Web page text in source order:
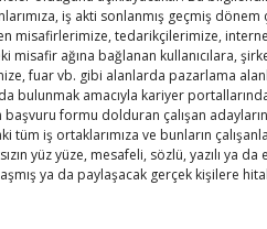
iş akti sonlanmış geçmiş dönem
misafirlerimize, tedarikçilerimize,
misafir ağına bağlanan kullanıcılara,
fuar vb. gibi alanlarda pazarlama
bulunmak amacıyla kariyer
başvuru formu dolduran çalışan
tüm iş ortaklarımıza ve bunların
yüz yüze, mesafeli, sözlü, yazılı ya
ya da paylaşacak gerçek kişilere
Kahramanmaraş
Odası’nın yeni binası
Diren ailesine taziye
Hisarcıklıoğlu,